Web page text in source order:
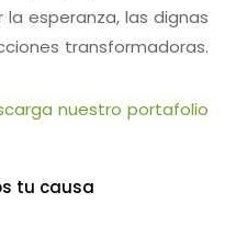
esperanza, las dignas
transformadoras.
nuestro portafolio
tu causa